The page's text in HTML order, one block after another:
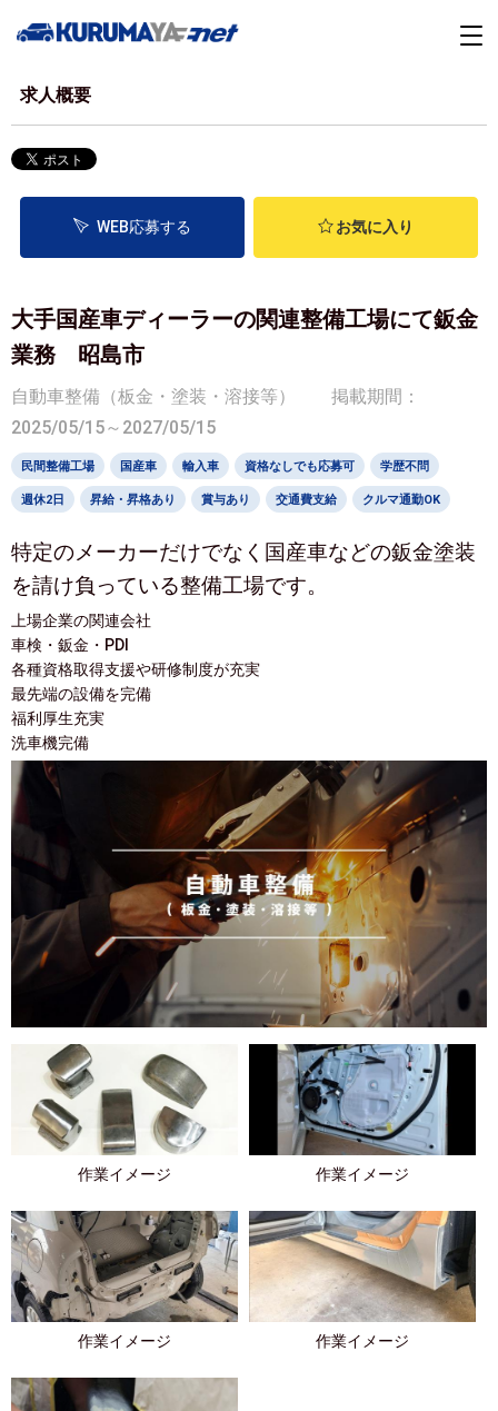
求人概要
WEB応募する お気に入り
大手国産車ディーラーの関連整備工場にて鈑金
業務 昭島市
自動車整備（板金・塗装・溶接等）
掲載期間：
2025/05/15～2027/05/15
民間整備工場 国産車 輸入車 資格なしでも応募可 学歴不問
週休2日 昇給・昇格あり 賞与あり 交通費支給 クルマ通勤OK
特定のメーカーだけでなく国産車などの鈑金塗装
を請け負っている整備工場です。
上場企業の関連会社
車検・鈑金・PDI
各種資格取得支援や研修制度が充実
最先端の設備を完備
福利厚生充実
洗車機完備
作業イメージ 作業イメージ
作業イメージ 作業イメージ